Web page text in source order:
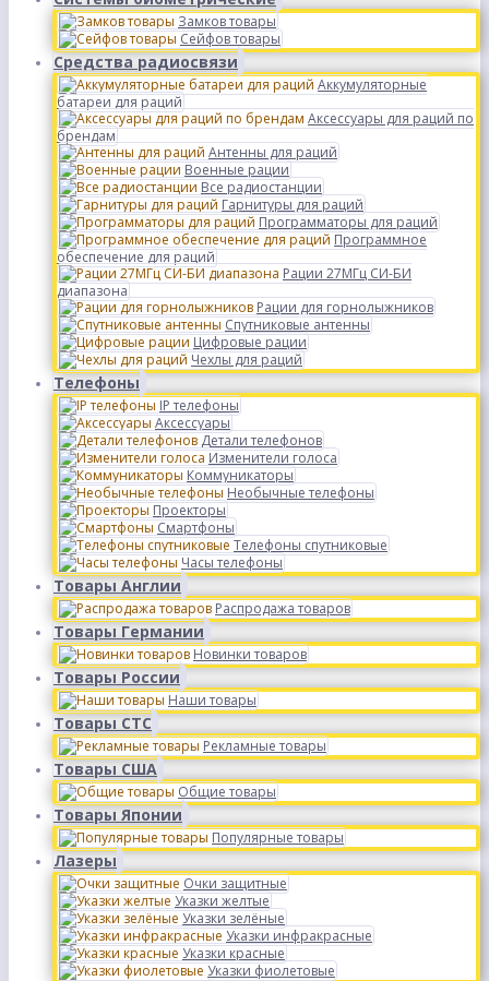
Замков товары
Сейфов товары
Средства радиосвязи
Аккумуляторные
батареи для раций
Аксессуары для раций по
брендам
Антенны для раций
Военные рации
Все радиостанции
Гарнитуры для раций
Программаторы для раций
Программное
обеспечение для раций
Рации 27МГц СИ-БИ
диапазона
Рации для горнолыжников
Спутниковые антенны
Цифровые рации
Чехлы для раций
Телефоны
IP телефоны
Аксессуары
Детали телефонов
Изменители голоса
Коммуникаторы
Необычные телефоны
Проекторы
Смартфоны
Телефоны спутниковые
Часы телефоны
Товары Англии
Распродажа товаров
Товары Германии
Новинки товаров
Товары России
Наши товары
Товары СТС
Рекламные товары
Товары США
Общие товары
Товары Японии
Популярные товары
Лазеры
Очки защитные
Указки желтые
Указки зелёные
Указки инфракрасные
Указки красные
Указки фиолетовые